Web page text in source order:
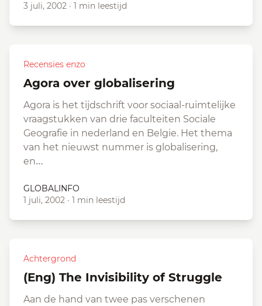
3 juli, 2002 · 1 min leestijd
Recensies enzo
Agora over globalisering
Agora is het tijdschrift voor sociaal-ruimtelijke
vraagstukken van drie faculteiten Sociale
Geografie in nederland en Belgie. Het thema
van het nieuwst nummer is globalisering,
en…
GLOBALINFO
1 juli, 2002 · 1 min leestijd
Achtergrond
(Eng) The Invisibility of Struggle
Aan de hand van twee pas verschenen